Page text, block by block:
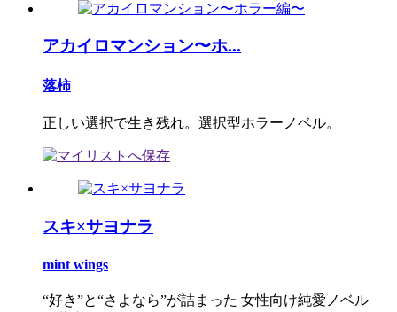
アカイロマンション〜ホ...
落柿
正しい選択で生き残れ。選択型ホラーノベル。
スキ×サヨナラ
mint wings
“好き”と“さよなら”が詰まった 女性向け純愛ノベル